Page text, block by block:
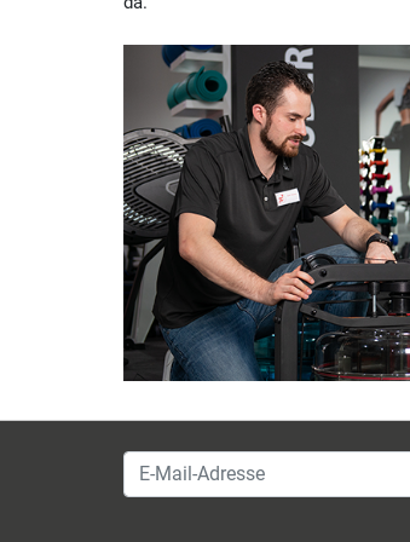
Fitshop in Karlsruhe
Kriegsstraße 220
76135 Karlsruhe
Heute ab 10:00 Uhr geöffnet
Fitshop in Kassel
Leipziger Straße 236
34123 Kassel
Heute ab 10:00 Uhr geöffnet
Fitshop in Koblenz
Moselring 5-7A
Heute ab 10:00 Uhr geöffnet
E-Mail-Adresse